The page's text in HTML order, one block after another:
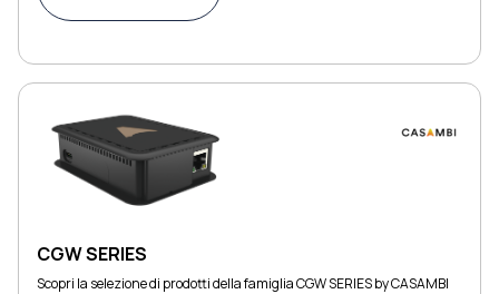
CGW SERIES
Scopri la selezione di prodotti della famiglia CGW SERIES by CASAMBI